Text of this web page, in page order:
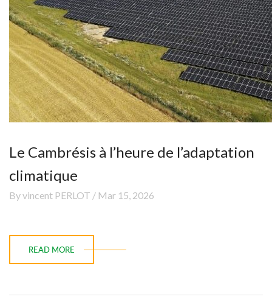
Le Cambrésis à l’heure de l’adaptation
climatique
By vincent PERLOT / Mar 15, 2026
READ MORE